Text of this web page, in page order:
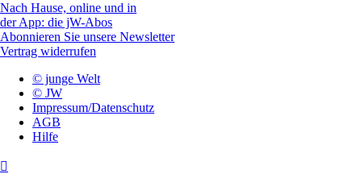
Nach Hause, online und in
der App: die jW-Abos
Abonnieren Sie unsere Newsletter
Vertrag widerrufen
© junge Welt
© JW
Impressum/Datenschutz
AGB
Hilfe